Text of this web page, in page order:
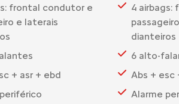
frontal condutor e
e laterais
+ asr + ebd
4
dianteiros
6 alto-
Abs + esc
Alarme